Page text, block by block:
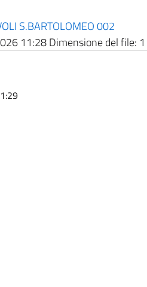
S.BARTOLOMEO 002
11:28Dimensione del file: